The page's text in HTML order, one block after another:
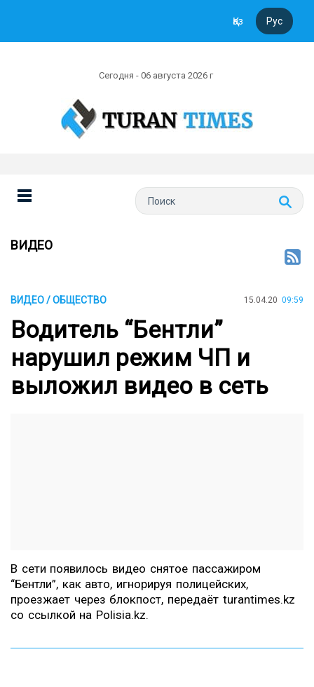
Қаз Рус
Сегодня - 06 августа 2026 г
ВИДЕО
ВИДЕО / ОБЩЕСТВО 15.04.20 09:59
Водитель “Бентли”
нарушил режим ЧП и
выложил видео в сеть
В сети появилось видео снятое пассажиром
“Бентли”, как авто, игнорируя полицейских,
проезжает через блокпост, передаёт turantimes.kz
со ссылкой на Polisia.kz.